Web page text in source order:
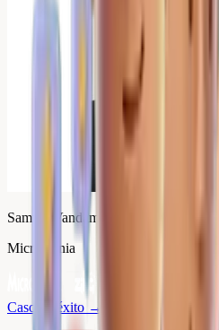
Samuel Vandamme
Micromania
Caso de éxito →